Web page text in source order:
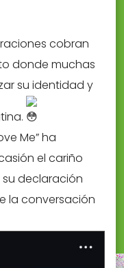
cobran
donde muchas
su identidad y
Me” ha
el cariño
su declaración
la conversación